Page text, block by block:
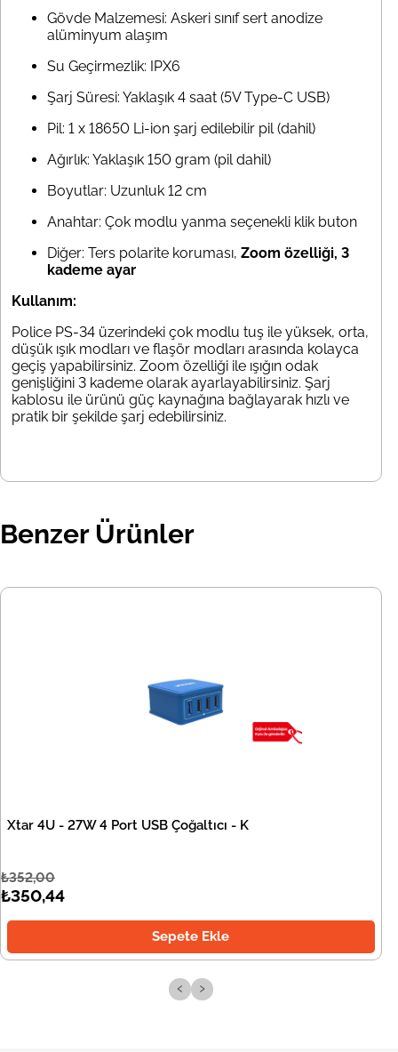
Gövde Malzemesi: Askeri sınıf sert anodize
alüminyum alaşım
Su Geçirmezlik: IPX6
Şarj Süresi: Yaklaşık 4 saat (5V Type-C USB)
Pil: 1 x 18650 Li-ion şarj edilebilir pil (dahil)
Ağırlık: Yaklaşık 150 gram (pil dahil)
Boyutlar: Uzunluk 12 cm
Anahtar: Çok modlu yanma seçenekli klik buton
Diğer: Ters polarite koruması, Zoom özelliği, 3
kademe ayar
Kullanım:
Police PS-34 üzerindeki çok modlu tuş ile yüksek, orta,
düşük ışık modları ve flaşör modları arasında kolayca
geçiş yapabilirsiniz. Zoom özelliği ile ışığın odak
genişliğini 3 kademe olarak ayarlayabilirsiniz. Şarj
kablosu ile ürünü güç kaynağına bağlayarak hızlı ve
pratik bir şekilde şarj edebilirsiniz.
Benzer Ürünler
Xtar 4U - 27W 4 Port USB Çoğaltıcı - K
₺350,44
₺352,00
Sepete Ekle
‹ ›